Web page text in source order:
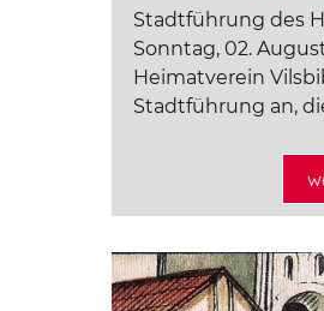
Stadtführung des
Sonntag, 02.
Heimatverein
Stadtführung an,